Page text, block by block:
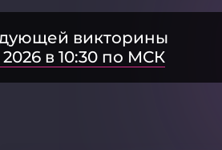
викторины
2026 в 10:30 по МСК